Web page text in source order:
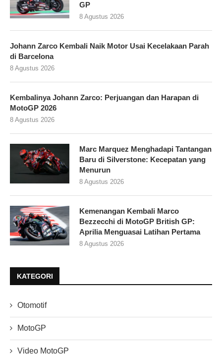
GP
8 Agustus 2026
Johann Zarco Kembali Naik Motor Usai Kecelakaan Parah
di Barcelona
8 Agustus 2026
Kembalinya Johann Zarco: Perjuangan dan Harapan di
MotoGP 2026
8 Agustus 2026
Marc Marquez Menghadapi Tantangan
Baru di Silverstone: Kecepatan yang
Menurun
8 Agustus 2026
Kemenangan Kembali Marco
Bezzecchi di MotoGP British GP:
Aprilia Menguasai Latihan Pertama
8 Agustus 2026
KATEGORI
Otomotif
MotoGP
Video MotoGP